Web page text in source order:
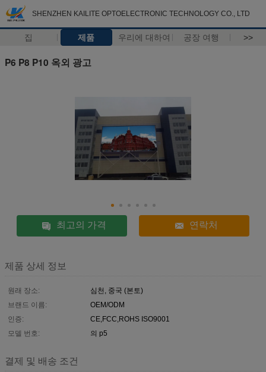
SHENZHEN KAILITE OPTOELECTRONIC TECHNOLOGY CO., LTD
집 제품 우리에 대하여 공장 여행 >>
P6 P8 P10 옥외 광고
최고의 가격 연락처
제품 상세 정보
원래 장소:
심천, 중국 (본토)
브랜드 이름:
OEM/ODM
인증:
CE,FCC,ROHS ISO9001
모델 번호:
의 p5
결제 및 배송 조건